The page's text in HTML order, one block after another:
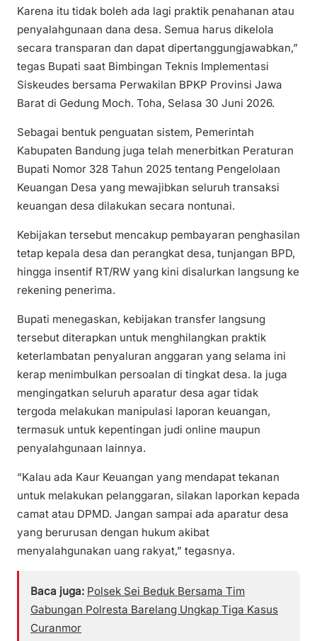
Karena itu tidak boleh ada lagi praktik penahanan atau
penyalahgunaan dana desa. Semua harus dikelola
secara transparan dan dapat dipertanggungjawabkan,”
tegas Bupati saat Bimbingan Teknis Implementasi
Siskeudes bersama Perwakilan BPKP Provinsi Jawa
Barat di Gedung Moch. Toha, Selasa 30 Juni 2026.
Sebagai bentuk penguatan sistem, Pemerintah
Kabupaten Bandung juga telah menerbitkan Peraturan
Bupati Nomor 328 Tahun 2025 tentang Pengelolaan
Keuangan Desa yang mewajibkan seluruh transaksi
keuangan desa dilakukan secara nontunai.
Kebijakan tersebut mencakup pembayaran penghasilan
tetap kepala desa dan perangkat desa, tunjangan BPD,
hingga insentif RT/RW yang kini disalurkan langsung ke
rekening penerima.
Bupati menegaskan, kebijakan transfer langsung
tersebut diterapkan untuk menghilangkan praktik
keterlambatan penyaluran anggaran yang selama ini
kerap menimbulkan persoalan di tingkat desa. Ia juga
mengingatkan seluruh aparatur desa agar tidak
tergoda melakukan manipulasi laporan keuangan,
termasuk untuk kepentingan judi online maupun
penyalahgunaan lainnya.
“Kalau ada Kaur Keuangan yang mendapat tekanan
untuk melakukan pelanggaran, silakan laporkan kepada
camat atau DPMD. Jangan sampai ada aparatur desa
yang berurusan dengan hukum akibat
menyalahgunakan uang rakyat,” tegasnya.
Baca juga: Polsek Sei Beduk Bersama Tim
Gabungan Polresta Barelang Ungkap Tiga Kasus
Curanmor